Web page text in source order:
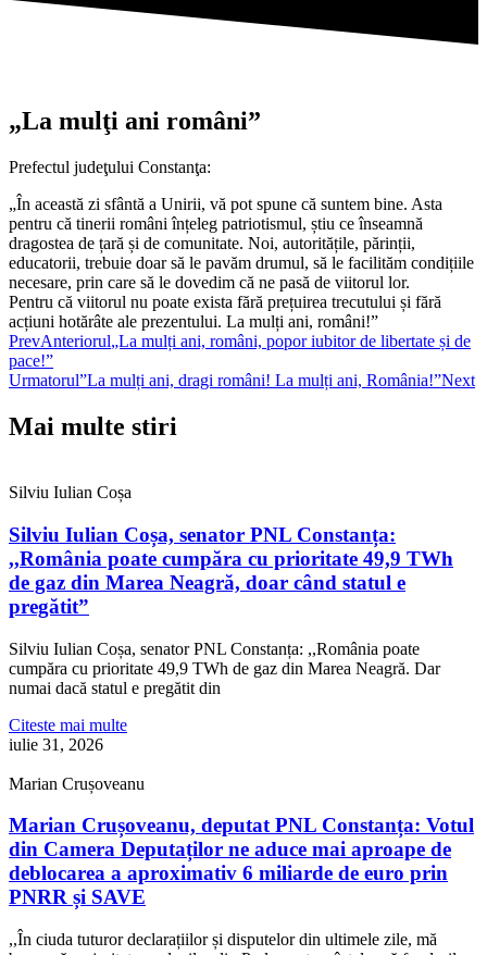
„La mulţi ani români”
Prefectul judeţului Constanţa:
„În această zi sfântă a Unirii, vă pot spune că suntem bine. Asta
pentru că tinerii români înțeleg patriotismul, știu ce înseamnă
dragostea de țară și de comunitate. Noi, autoritățile, părinții,
educatorii, trebuie doar să le pavăm drumul, să le facilităm condițiile
necesare, prin care să le dovedim că ne pasă de viitorul lor.
Pentru că viitorul nu poate exista fără prețuirea trecutului și fără
acțiuni hotărâte ale prezentului. La mulți ani, români!”
PrevAnteriorul„La mulți ani, români, popor iubitor de libertate și de
pace!”
Urmatorul”La mulți ani, dragi români! La mulți ani, România!”Next
Mai multe stiri
Silviu Iulian Coșa
Silviu Iulian Coșa, senator PNL Constanța:
,,România poate cumpăra cu prioritate 49,9 TWh
de gaz din Marea Neagră, doar când statul e
pregătit”
Silviu Iulian Coșa, senator PNL Constanța: ,,România poate
cumpăra cu prioritate 49,9 TWh de gaz din Marea Neagră. Dar
numai dacă statul e pregătit din
Citeste mai multe
iulie 31, 2026
Marian Crușoveanu
Marian Crușoveanu, deputat PNL Constanța: Votul
din Camera Deputaților ne aduce mai aproape de
deblocarea a aproximativ 6 miliarde de euro prin
PNRR și SAVE
,,În ciuda tuturor declarațiilor și disputelor din ultimele zile, mă